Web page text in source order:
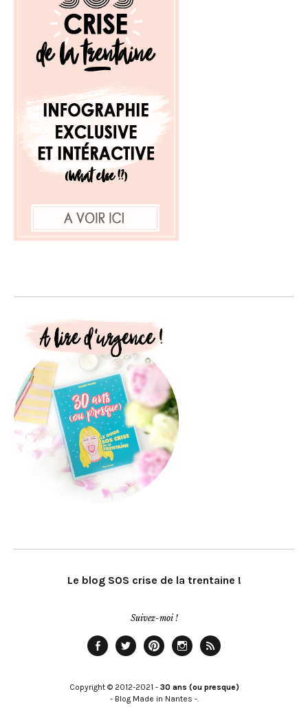
Le blog SOS crise de la trentaine !
Suivez-moi !
Copyright © 2012-2021 - 30 ans (ou presque)
- Blog Made in Nantes -